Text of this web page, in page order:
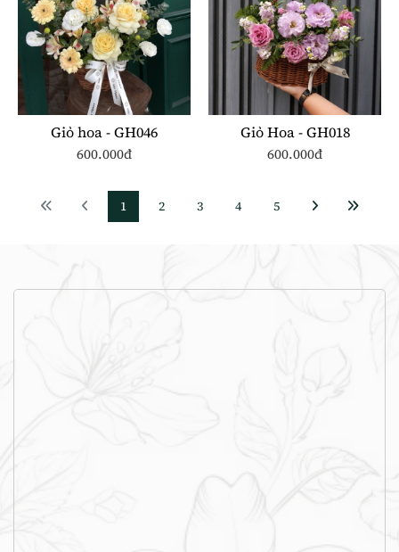
Giỏ hoa - GH046
600.000đ
Giỏ Hoa - GH018
600.000đ
1 2 3 4 5